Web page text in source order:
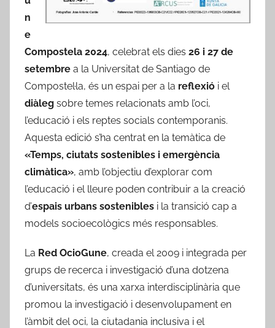
n
e
Compostela 2024, celebrat els dies 26 i 27 de
setembre a la Universitat de Santiago de
Compostel·la, és un espai per a la reflexió i el
diàleg sobre temes relacionats amb l’oci,
l’educació i els reptes socials contemporanis.
Aquesta edició s’ha centrat en la temàtica de
«Temps, ciutats sostenibles i emergència
climàtica», amb l’objectiu d’explorar com
l’educació i el lleure poden contribuir a la creació
d’espais urbans sostenibles i la transició cap a
models socioecològics més responsables.
La Red OcioGune, creada el 2009 i integrada per
grups de recerca i investigació d’una dotzena
d’universitats, és una xarxa interdisciplinària que
promou la investigació i desenvolupament en
l’àmbit del oci, la ciutadania inclusiva i el